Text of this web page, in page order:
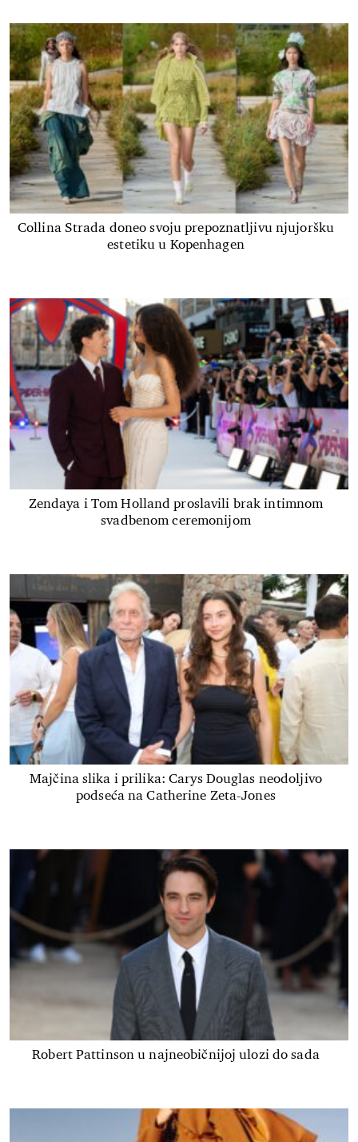
Collina Strada doneo svoju prepoznatljivu njujoršku
estetiku u Kopenhagen
Zendaya i Tom Holland proslavili brak intimnom
svadbenom ceremonijom
Majčina slika i prilika: Carys Douglas neodoljivo
podseća na Catherine Zeta-Jones
Robert Pattinson u najneobičnijoj ulozi do sada